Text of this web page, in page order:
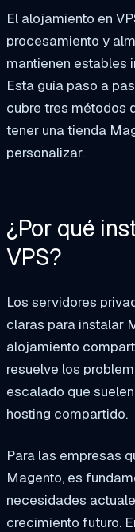
El alojamiento en
procesamiento y
mantienen estables
Esta guía paso a
cubre tres métodos
tener una tienda
personalizar.
¿Por qué
VPS?
Los servidores
claras para instalar
alojamiento
resuelve los
escalado que
hosting compartido.
Para las empresas
Magento, es
necesidades
crecimiento futuro.